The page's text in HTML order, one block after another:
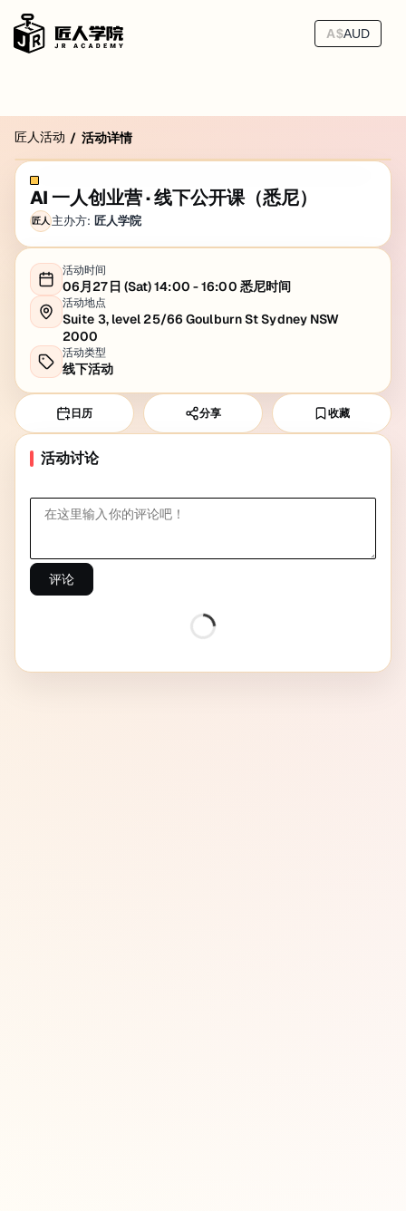
A$AUD
匠人活动 / 活动详情
AI 一人创业营 · 线下公开课（悉尼）
匠人 主办方: 匠人学院
活动时间
06月27日 (Sat) 14:00 - 16:00 悉尼时间
活动地点
Suite 3, level 25/66 Goulburn St Sydney NSW
2000
活动类型
线下活动
日历 分享 收藏
活动讨论
评论